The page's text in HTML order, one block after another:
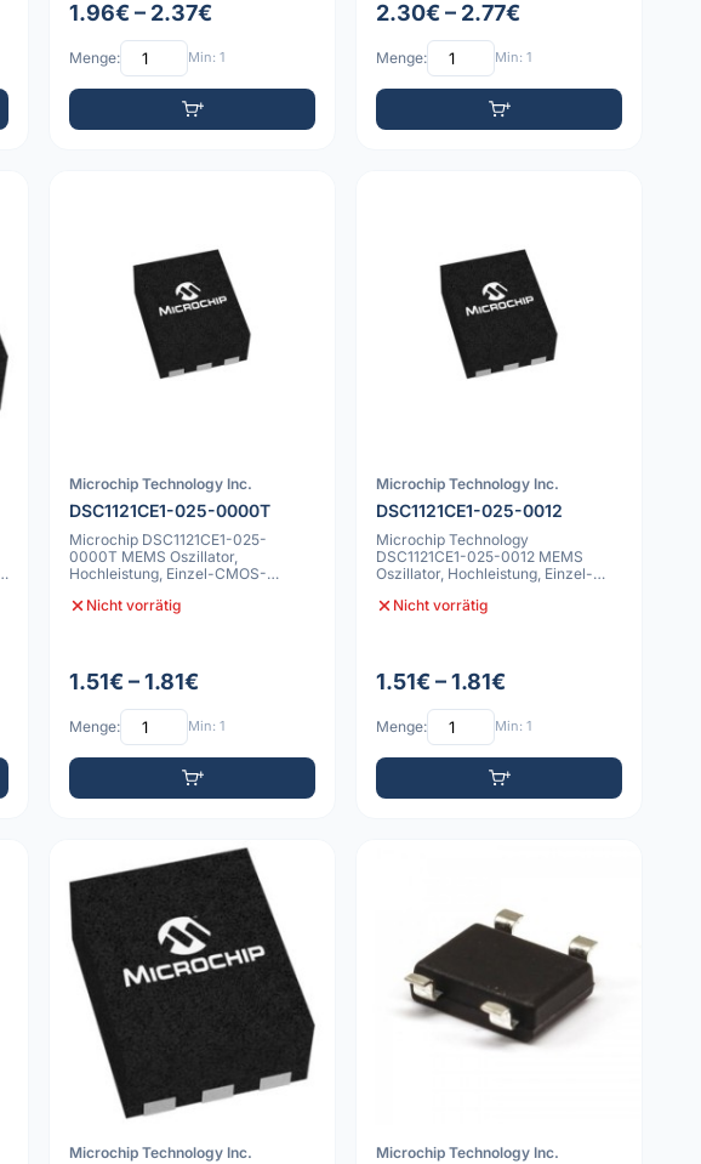
1.96€ – 2.37€
Menge: Min: 1
2.30€ – 2.77€
Menge: Min: 1
Microchip Technology Inc.
DSC1121CE1-025-0000T
Microchip DSC1121CE1-025-
0000T MEMS Oszillator,
Hochleistung, Einzel-CMOS-
Nicht vorrätig
1.51€ – 1.81€
Menge: Min: 1
Microchip Technology Inc.
DSC1121CE1-025-0012
Microchip Technology
DSC1121CE1-025-0012 MEMS
Oszillator, Hochleistung, Einzel-
Nicht vorrätig
1.51€ – 1.81€
Menge: Min: 1
Microchip Technology Inc. Microchip Technology Inc.